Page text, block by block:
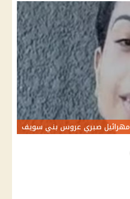
مهرائيل صبري عروس بني سويف